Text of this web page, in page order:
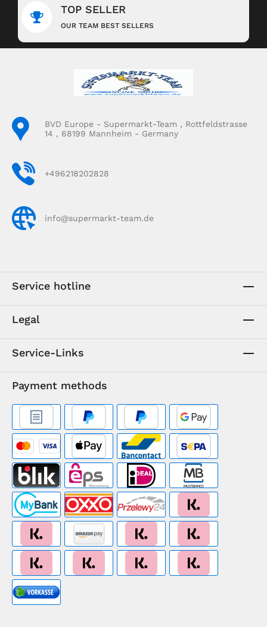
TOP SELLER
OUR TEAM BEST SELLERS
BVD Europe - Supermarkt-Team , Rottfeldstrasse
14 , 68199 Mannheim - Germany
+496218202828
info@supermarkt-team.de
Service hotline
Legal
Service-Links
Payment methods